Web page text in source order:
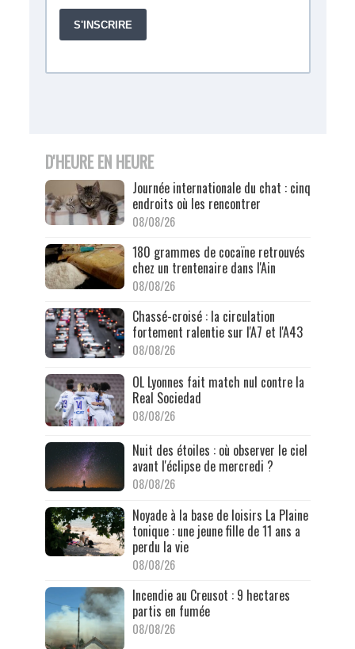
D'HEURE EN HEURE
Journée internationale du chat : cinq
endroits où les rencontrer
08/08/26
180 grammes de cocaïne retrouvés
chez un trentenaire dans l'Ain
08/08/26
Chassé-croisé : la circulation
fortement ralentie sur l'A7 et l'A43
08/08/26
OL Lyonnes fait match nul contre la
Real Sociedad
08/08/26
Nuit des étoiles : où observer le ciel
avant l'éclipse de mercredi ?
08/08/26
Noyade à la base de loisirs La Plaine
tonique : une jeune fille de 11 ans a
perdu la vie
08/08/26
Incendie au Creusot : 9 hectares
partis en fumée
08/08/26